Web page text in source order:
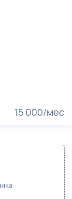
15 000/мес